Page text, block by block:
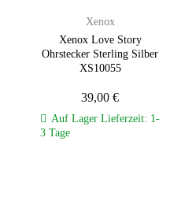
Xenox
Xenox Love Story
Ohrstecker Sterling Silber
XS10055
39,00 €
Auf Lager Lieferzeit: 1-
3 Tage